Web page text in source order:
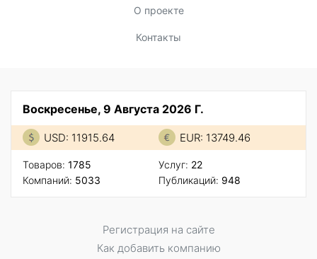
О проекте
Контакты
Воскресенье, 9 Августа 2026 Г.
USD: 11915.64 EUR: 13749.46
Товаров: 1785
Компаний: 5033
Услуг: 22
Публикаций: 948
Регистрация на сайте
Как добавить компанию